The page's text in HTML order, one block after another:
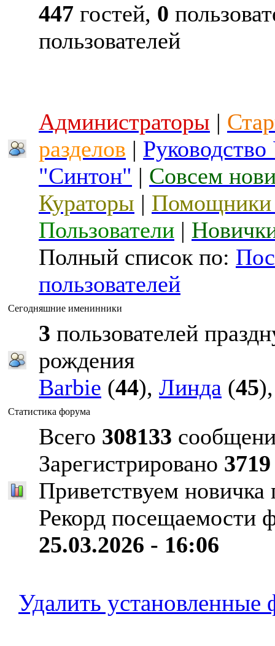
447 гостей, 0
пользователей
Администраторы |
разделов |
"Синтон" | Совсем
Кураторы | Помощники
Пользователи |
Полный список по:
пользователей
Сегодняшние именинники
3 пользователей
рождения
Barbie (44), Линда (45
Статистика форума
Всего 308133
Зарегистрировано 3719
Приветствуем
Рекорд посещаемости
25.03.2026 - 16:06
Удалить